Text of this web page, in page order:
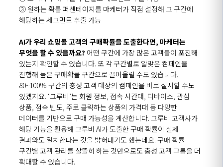
③ 원하는 확률 퍼센테이지를 마케터가 직접 설정해 그 구간에
해당하는 세그먼트 추출 가능
AI가 우리 쇼핑몰 고객의 구매확률을 도출한다면, 마케터는
무엇을 할 수 있을까요? 어떤 구간에 가장 많은 고객들이 포진해
있는지 확인할 수 있습니다. 또 각 구간별로 알맞은 캠페인을
진행해 높은 구매확률 구간으로 끌어올릴 수도 있습니다.
80~100% 구간의 충성 고객 대상의 캠페인을 바로 실시할 수도
있겠지요. ‘그루비’는 회원 정보, 접속 시간대, 디바이스, 관심
상품, 접속 빈도, 주로 클릭하는 상품의 가격대 등 다양한
데이터를 기반으로 구매 가능성을 계산합니다. 그루비 고객사가
해당 기능을 활용해 그루비 AI가 도출한 구매 확률이 실제
결과와도 일치한다는 것을 밝혀내기도 했는데요. 구매 확률
구간별 고객 관리를 살뜰히 하는 것만으로도 충성 고객 그룹을 더
확대할 수 있습니다.